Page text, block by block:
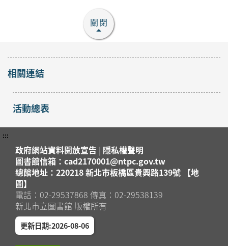
子共創專屬「生態走讀
地圖」 ?
2026年08月16日
淡水區
溫暖冒險--科學實驗室
2026年08月29日
淡水竹圍分館
淡水區
場115年8月國小多元
閱讀主題研習班《心的
故事樹—從書頁開始的
溫暖冒險--科學實驗室
關閉
相關連結
活動總表
:::
政府網站資料開放宣告 | 隱私權聲明
圖書館信箱：cad2170001@ntpc.gov.tw
總館地址：220218 新北市板橋區貴興路139號 【地
圖】
電話：02-29537868 傳真：02-29538139
新北市立圖書館 版權所有
更新日期:2026-08-06